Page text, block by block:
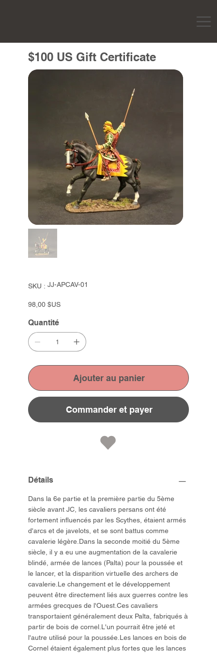
$100 US Gift Certificate
SKU :
SKU
JJ-
JJ-APCAV-01
Prix
98,00 $US
Quantité
Ajouter au panier
Commander et payer
Détails
Dans la 6e partie et la première partie du 5ème
siècle avant JC, les cavaliers persans ont été
fortement influencés par les Scythes, étaient armés
d'arcs et de javelots, et se sont battus comme
cavalerie légère.Dans la seconde moitié du 5ème
siècle, il y a eu une augmentation de la cavalerie
blindé, armée de lances (Palta) pour la poussée et
le lancer, et la disparition virtuelle des archers de
cavalerie.Le changement et le développement
peuvent être directement liés aux guerres contre les
armées grecques de l'Ouest.Ces cavaliers
transportaient généralement deux Palta, fabriqués à
partir de bois de cornel.L'un pourrait être jeté et
l'autre utilisé pour la poussée.Les lances en bois de
Cornel étaient également plus fortes que les lances